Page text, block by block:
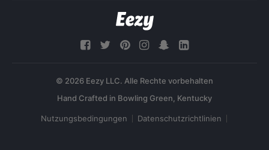
© 2026 Eezy LLC. Alle Rechte vorbehalten
Nutzungsbedingungen Datenschutzrichtlinien